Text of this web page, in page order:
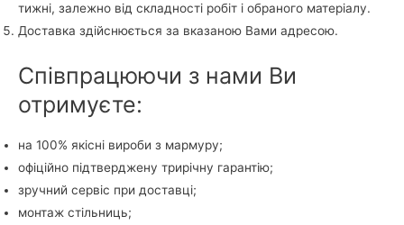
тижні, залежно від складності робіт і обраного матеріалу.
Доставка здійснюється за вказаною Вами адресою.
Співпрацюючи з нами Ви
отримуєте:
на 100% якісні вироби з мармуру;
офіційно підтверджену трирічну гарантію;
зручний сервіс при доставці;
монтаж стільниць;